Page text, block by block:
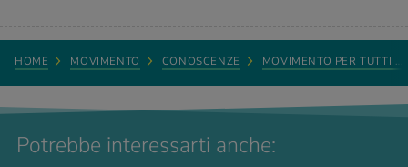
HOME MOVIMENTO CONOSCENZE MOVIMENTO PER TUTTI …
Potrebbe interessarti anche: